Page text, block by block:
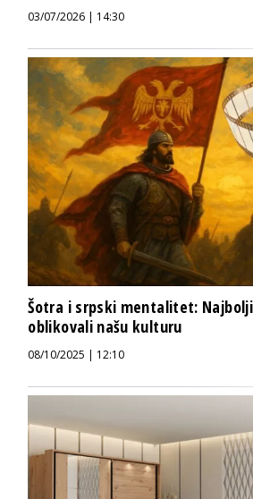
03/07/2026 | 14:30
Šotra i srpski mentalitet:
oblikovali našu kulturu
08/10/2025 | 12:10